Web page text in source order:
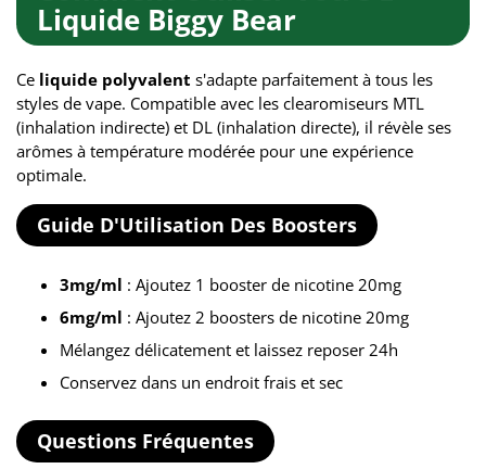
Liquide Biggy Bear
Ce liquide polyvalent s'adapte parfaitement à tous les
styles de vape. Compatible avec les clearomiseurs MTL
(inhalation indirecte) et DL (inhalation directe), il révèle ses
arômes à température modérée pour une expérience
optimale.
Guide D'Utilisation Des Boosters
3mg/ml : Ajoutez 1 booster de nicotine 20mg
6mg/ml : Ajoutez 2 boosters de nicotine 20mg
Mélangez délicatement et laissez reposer 24h
Conservez dans un endroit frais et sec
Questions Fréquentes